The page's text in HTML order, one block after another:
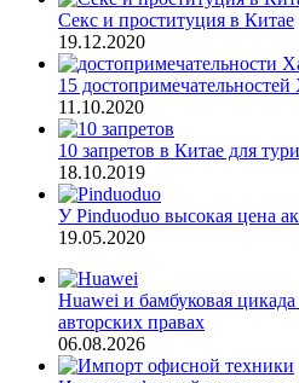
Секс и проституция в Китае
19.12.2020
15
11.10.2020
10 запретов в Китае для
18.10.2019
У Pinduoduo высокая цена
19.05.2020
Huawei и бамбуковая
авторских правах
06.08.2026